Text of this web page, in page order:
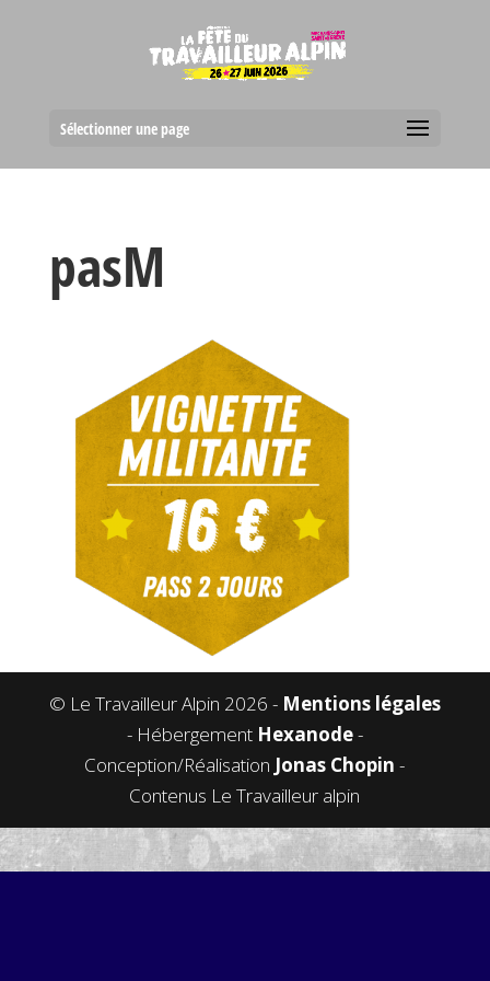
Sélectionner une page
pasM
© Le Travailleur Alpin 2026 - Mentions légales
- Hébergement Hexanode-
Conception/Réalisation Jonas Chopin -
Contenus Le Travailleur alpin